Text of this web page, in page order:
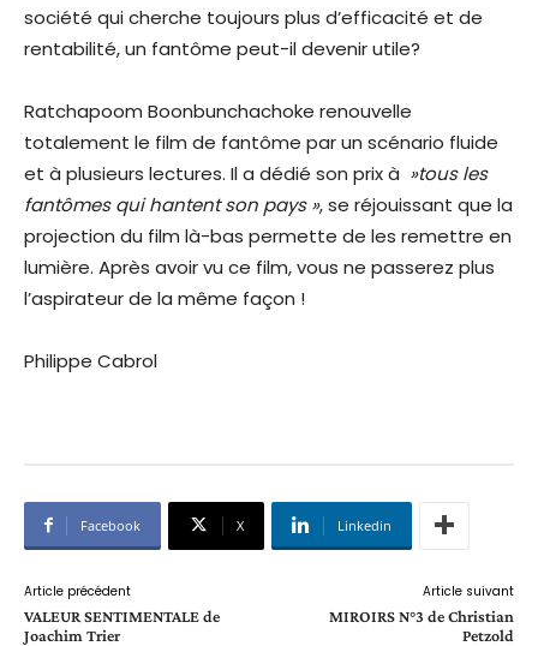
société qui cherche toujours plus d’efficacité et de
rentabilité, un fantôme peut-il devenir utile?
Ratchapoom Boonbunchachoke renouvelle
totalement le film de fantôme par un scénario fluide
et à plusieurs lectures. Il a dédié son prix à »tous les
fantômes qui hantent son pays », se réjouissant que la
projection du film là-bas permette de les remettre en
lumière. Après avoir vu ce film, vous ne passerez plus
l’aspirateur de la même façon !
Philippe Cabrol
Facebook X Linkedin
Article précédent
VALEUR SENTIMENTALE de
Joachim Trier
Article suivant
MIROIRS N°3 de Christian
Petzold